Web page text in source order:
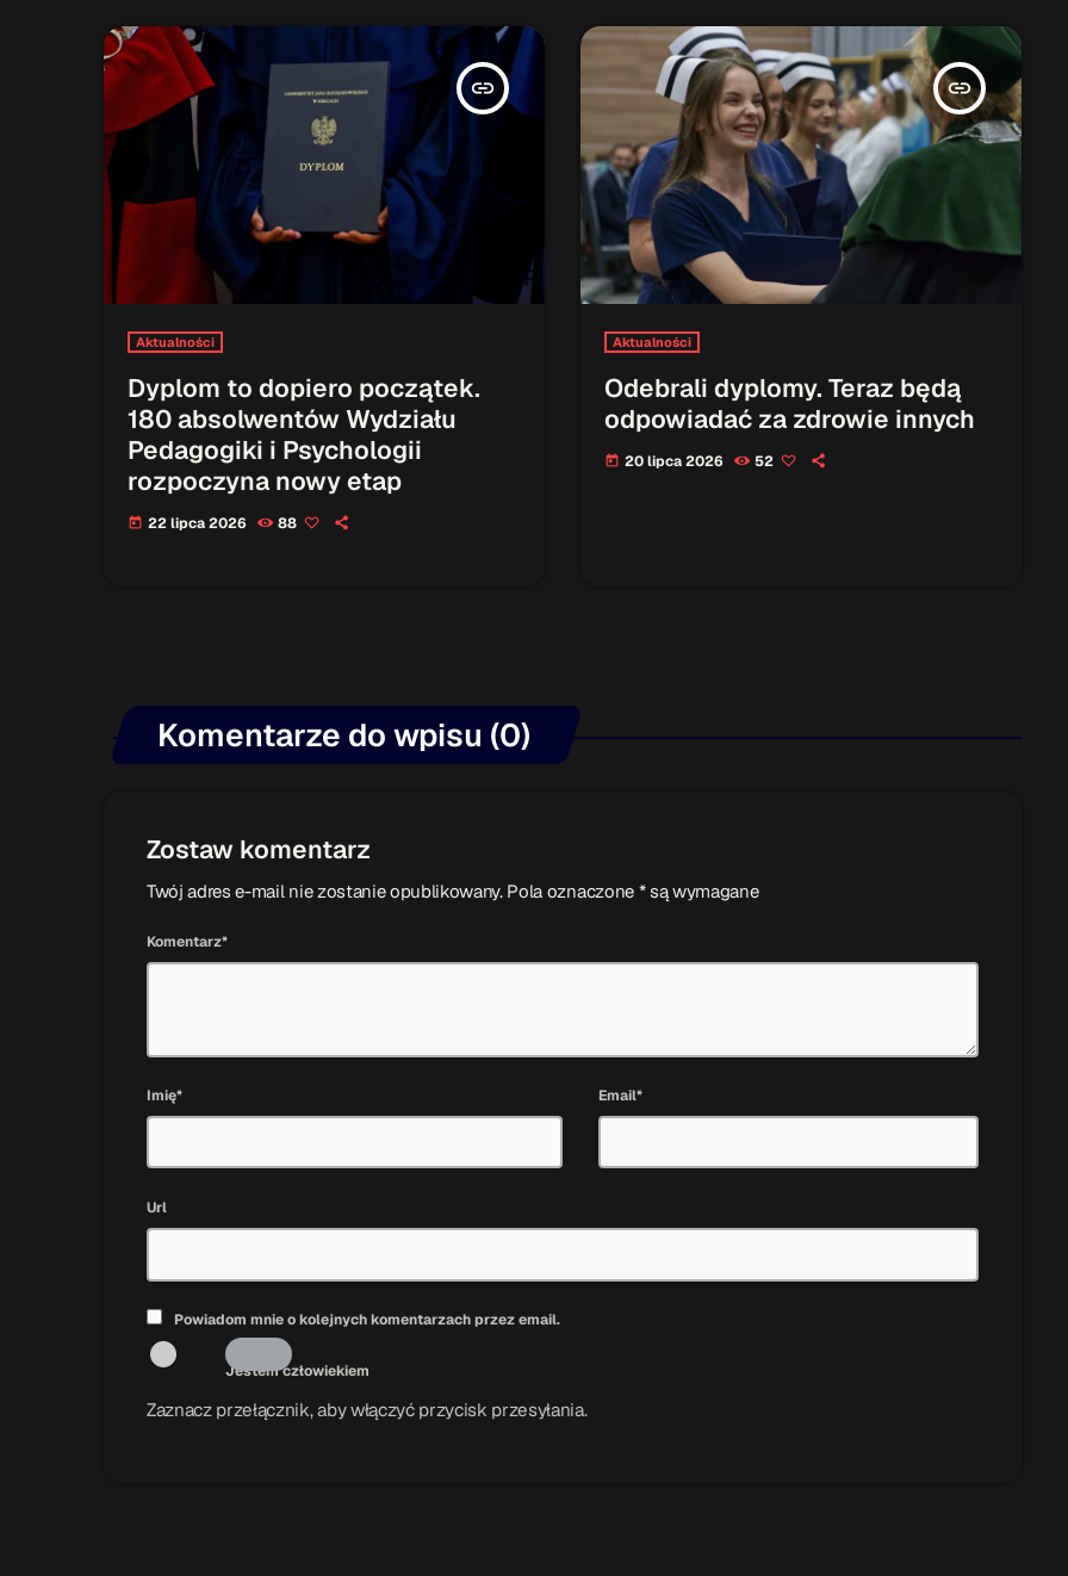
insert_link
Aktualności
Dyplom to dopiero początek.
180 absolwentów Wydziału
Pedagogiki i Psychologii
rozpoczyna nowy etap
today 22 lipca 2026 88
insert_link
Aktualności
Odebrali dyplomy. Teraz będą
odpowiadać za zdrowie innych
today 20 lipca 2026 52
Komentarze do wpisu (0)
Zostaw komentarz
Twój adres e-mail nie zostanie opublikowany. Pola oznaczone * są wymagane
Komentarz*
Imię* Email*
Url
Powiadom mnie o kolejnych komentarzach przez email.
Jestem człowiekiem
Zaznacz przełącznik, aby włączyć przycisk przesyłania.